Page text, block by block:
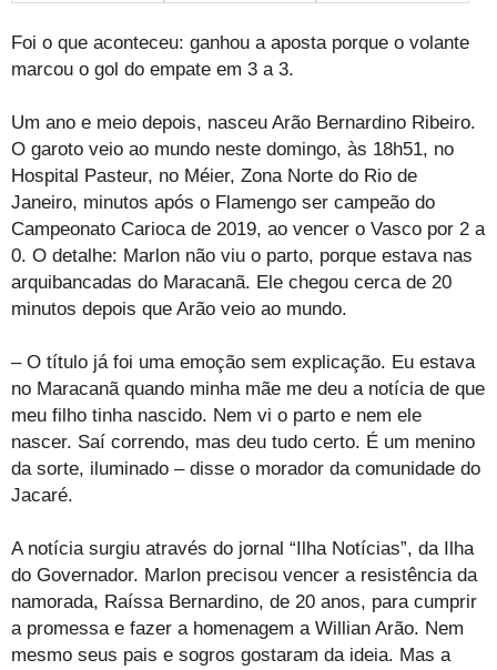
Foi o que aconteceu: ganhou a aposta porque o volante
marcou o gol do empate em 3 a 3.
Um ano e meio depois, nasceu Arão Bernardino Ribeiro.
O garoto veio ao mundo neste domingo, às 18h51, no
Hospital Pasteur, no Méier, Zona Norte do Rio de
Janeiro, minutos após o Flamengo ser campeão do
Campeonato Carioca de 2019, ao vencer o Vasco por 2 a
0. O detalhe: Marlon não viu o parto, porque estava nas
arquibancadas do Maracanã. Ele chegou cerca de 20
minutos depois que Arão veio ao mundo.
– O título já foi uma emoção sem explicação. Eu estava
no Maracanã quando minha mãe me deu a notícia de que
meu filho tinha nascido. Nem vi o parto e nem ele
nascer. Saí correndo, mas deu tudo certo. É um menino
da sorte, iluminado – disse o morador da comunidade do
Jacaré.
A notícia surgiu através do jornal “Ilha Notícias”, da Ilha
do Governador. Marlon precisou vencer a resistência da
namorada, Raíssa Bernardino, de 20 anos, para cumprir
a promessa e fazer a homenagem a Willian Arão. Nem
mesmo seus pais e sogros gostaram da ideia. Mas a